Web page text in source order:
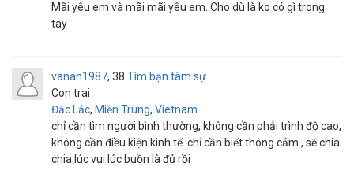
Mãi yêu em và mãi mãi yêu em. Cho dù là ko có gì trong
tay
vanan1987
Con trai
38
Đắc Lắc, Miền Trung, Vietnam
Tìm bạn tâm sự
chỉ cần tìm người bình thường, không cần phải trình độ cao,
không cần điều kiện kinh tế. chỉ cần biết thông cảm , sẽ chia
chia lúc vui lúc buồn là đủ rồi